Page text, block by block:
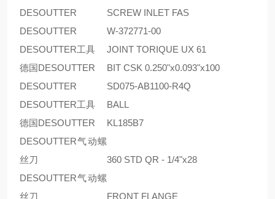
DESOUTTER
SCREW INLET FAS
DESOUTTER
W-372771-00
DESOUTTER工具
JOINT TORIQUE UX 61
德国DESOUTTER
BIT CSK 0.250"x0.093"x100
DESOUTTER
SD075-AB1100-R4Q
DESOUTTER工具
BALL
德国DESOUTTER
KL185B7
DESOUTTER气动螺
丝刀
360 STD QR - 1/4"x28
DESOUTTER气动螺
丝刀
FRONT FLANGE